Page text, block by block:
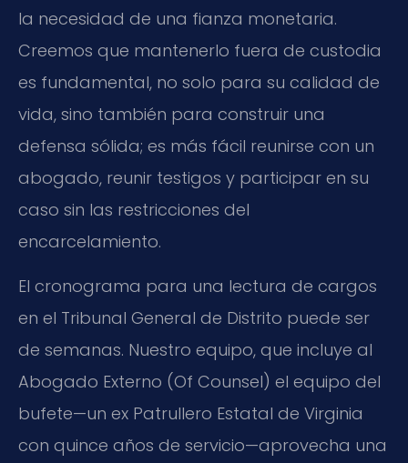
la necesidad de una fianza monetaria.
Creemos que mantenerlo fuera de custodia
es fundamental, no solo para su calidad de
vida, sino también para construir una
defensa sólida; es más fácil reunirse con un
abogado, reunir testigos y participar en su
caso sin las restricciones del
encarcelamiento.
El cronograma para una lectura de cargos
en el Tribunal General de Distrito puede ser
de semanas. Nuestro equipo, que incluye al
Abogado Externo (Of Counsel) el equipo del
bufete—un ex Patrullero Estatal de Virginia
con quince años de servicio—aprovecha una